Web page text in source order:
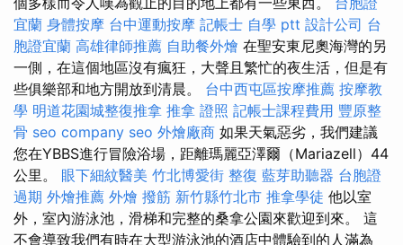
宜蘭 身體按摩 台中運動按摩 記帳士 自學 ptt 設計公司 台
胞證宜蘭 高雄律師推薦 自助餐外燴 在聖安東尼奧海灣的另
一側，在這個地區沒有瘋狂，大聲且繁忙的夜生活，但是有
些俱樂部和地方開放到清晨。 台中西屯區按摩推薦 按摩教
學 明道花園城整復推拿 推拿 證照 記帳士課程費用 豐原整
骨 seo company seo 外燴廠商 如果天氣惡劣，我們建議
您在YBBS進行冒險浴場，距離瑪麗亞澤爾（Mariazell）44
公里。 眼下細紋醫美 竹北博愛街 整復 藍芽助聽器 台胞證
過期 外燴推薦 外燴 撥筋 新竹縣竹北市 推拿學徒 他以室
外，室內游泳池，滑梯和完整的桑拿公園來歡迎到來。 這
不會導致我們有時在大型游泳池的酒店中體驗到的人滿為